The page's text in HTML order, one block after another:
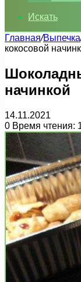
Искать
Главная/Выпечка
кокосовой
начинкой
14.11.2021
0 Время чтения: